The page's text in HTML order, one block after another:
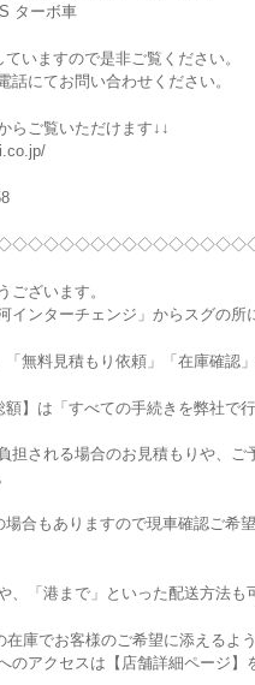
ターボ車
いますので是非ご覧ください。
話にてお問い合わせください。
らご覧いただけます↓↓
ございます。
インターチェンジ」からスグの所
無料見積もり依頼」「在庫確認
】は「すべての手続きを弊社で
担される場合のお見積もりや、
合もありますので現車確認ご希
、「港まで」といった配送方法も
在庫でお客様のご希望に添えるよ
のアクセスは【店舗詳細ページ】